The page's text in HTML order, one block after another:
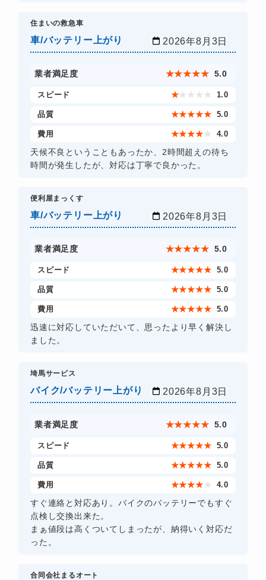
住まいの救急車
車/バッテリー上がり 2026年8月3日
業者満足度 ★★★★★ 5.0
スピード ★★ ★ ★ ★ 1.0
品質 ★★★★★ 5.0
費用 ★★★★ ★ 4.0
天候不良ということもあったか、2時間超えの待ち
時間が発生したが、対応は丁寧で良かった。
​便利屋まっくす
車/バッテリー上がり 2026年8月3日
業者満足度 ★★★★★ 5.0
スピード ★★★★★ 5.0
品質 ★★★★★ 5.0
費用 ★★★★★ 5.0
迅速に対応していただいて、思ったより早く解決し
ました。
埼馬サービス
バイク/バッテリー上がり 2026年8月3日
業者満足度 ★★★★★ 5.0
スピード ★★★★★ 5.0
品質 ★★★★★ 5.0
費用 ★★★★ ★ 4.0
すぐ連絡と対応あり。バイクのバッテリーでもすぐ
点検し交換出来た。
まぁ値段は高くついてしまったが、納得いく対応だ
った。
合同会社まるオート